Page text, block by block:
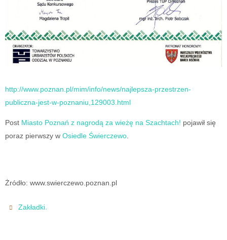
http://www.poznan.pl/mim/info/news/najlepsza-przestrzen-
publiczna-jest-w-poznaniu,129003.html
Post Miasto Poznań z nagrodą za wieżę na Szachtach! pojawił się
poraz pierwszy w Osiedle Świerczewo
Żródło: www.swierczewo.poznan.pl
Zakładki.